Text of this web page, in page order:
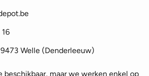
Welle (Denderleeuw)
beschikbaar, maar we werken enkel op